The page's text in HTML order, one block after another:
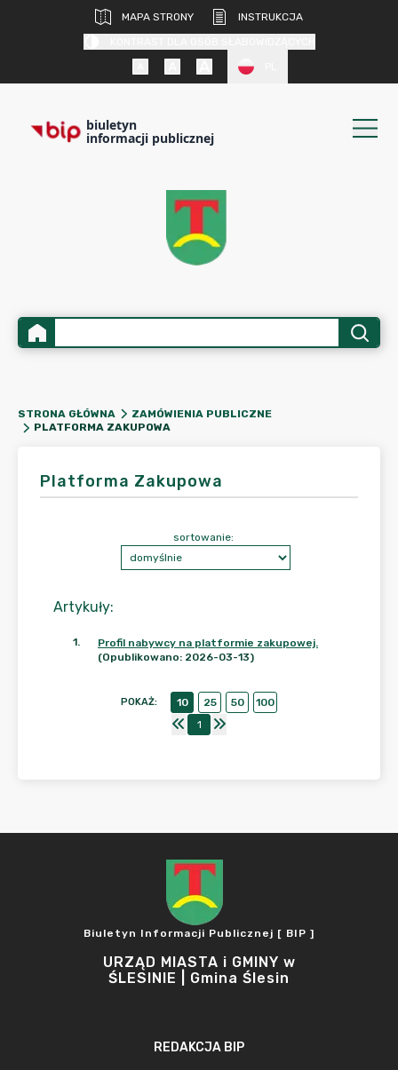
MAPA STRONY
INSTRUKCJA
biuletyn
informacji publicznej
STRONA GŁÓWNA
ZAMÓWIENIA PUBLICZNE
PLATFORMA ZAKUPOWA
Platforma Zakupowa
Artykuły:
sortowanie:
1.
Profil nabywcy na platformie zakupowej.
(Opublikowano: 2026-03-13)
POKAŻ: 10 25 50
100
1
Biuletyn Informacji Publicznej [ BIP ]
URZĄD MIASTA i GMINY w
ŚLESINIE | Gmina Ślesin
REDAKCJA BIP